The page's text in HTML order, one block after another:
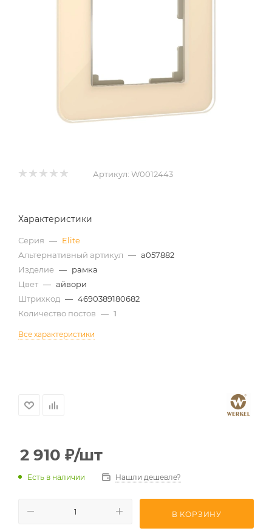
Артикул: W0012443
Характеристики
Серия — Elite
Альтернативный артикул — a057882
Изделие — рамка
Цвет — айвори
Штрихкод — 4690389180682
Количество постов — 1
Все характеристики
2 910 ₽/шт
Есть в наличии Нашли дешевле?
В КОРЗИНУ